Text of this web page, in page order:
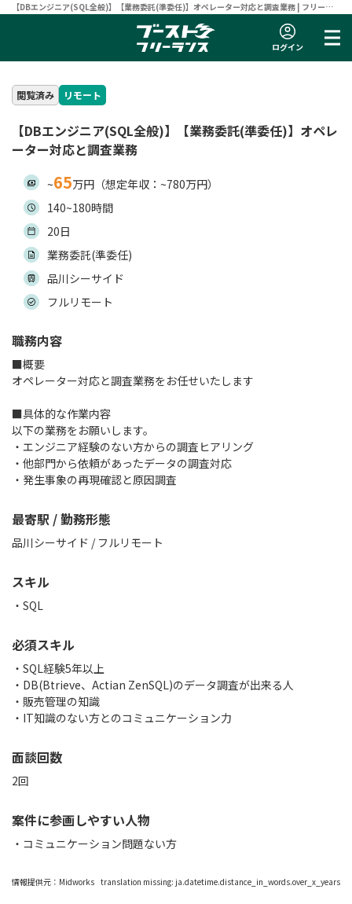
【DBエンジニア(SQL全般)】【業務委託(準委任)】オペレーター対応と調査業務 | フリーラ
ンスエンジニア向け案件サイト 【ブーストフリーランス】
ログイン
閲覧済み リモート
【DBエンジニア(SQL全般)】【業務委託(準委任)】オペレ
ーター対応と調査業務
~65万円（想定年収：~780万円）
140~180時間
20日
業務委託(準委任)
品川シーサイド
フルリモート
職務内容
■概要
オペレーター対応と調査業務をお任せいたします
■具体的な作業内容
以下の業務をお願いします。
・エンジニア経験のない方からの調査ヒアリング
・他部門から依頼があったデータの調査対応
・発生事象の再現確認と原因調査
最寄駅 / 勤務形態
品川シーサイド / フルリモート
スキル
SQL
必須スキル
・SQL経験5年以上
・DB(Btrieve、Actian ZenSQL)のデータ調査が出来る人
・販売管理の知識
・IT知識のない方とのコミュニケーション力
面談回数
2回
案件に参画しやすい人物
・コミュニケーション問題ない方
情報提供元： Midworks translation missing: ja.datetime.distance_in_words.over_x_years